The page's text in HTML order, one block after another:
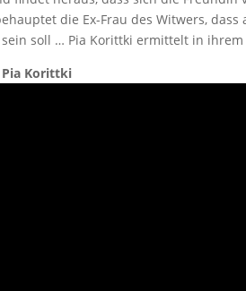
die Ex-Frau des Witwers,
soll … Pia Korittki ermittelt in
Pia Korittki